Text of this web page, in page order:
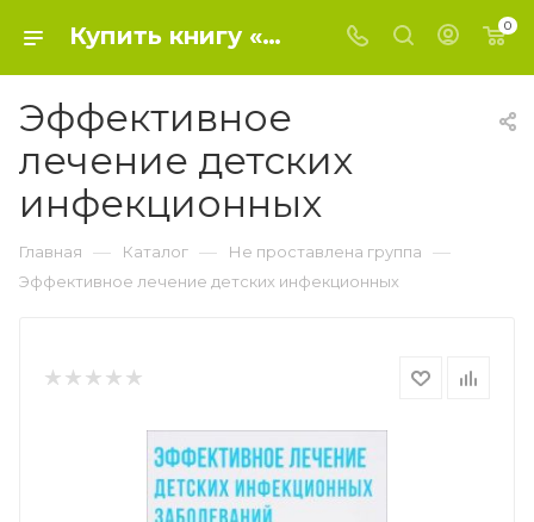
Купить книгу «Эффективное лечение детских инфекционных» 0, Савельева Ю. - Не проставлена группа 0
Эффективное
лечение детских
инфекционных
Главная — Каталог — Не проставлена группа —
Эффективное лечение детских инфекционных